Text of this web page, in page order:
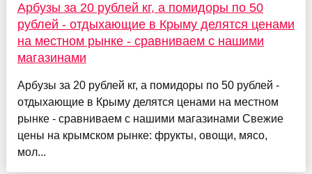
Арбузы за 20 рублей кг, а помидоры по 50
рублей - отдыхающие в Крыму делятся ценами
на местном рынке - сравниваем с нашими
магазинами
Арбузы за 20 рублей кг, а помидоры по 50 рублей -
отдыхающие в Крыму делятся ценами на местном
рынке - сравниваем с нашими магазинами Свежие
цены на крымском рынке: фрукты, овощи, мясо,
мол...